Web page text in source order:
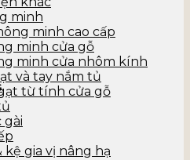
minh
minh cao cấp
minh cửa gỗ
minh cửa nhôm kính
và tay nắm tủ
từ tính cửa gỗ
gài
kệ gia vị nâng hạ